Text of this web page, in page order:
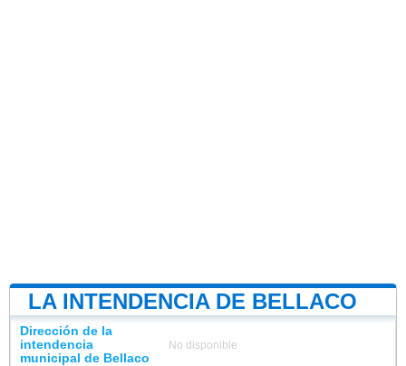
LA INTENDENCIA DE BELLACO
Dirección de la
intendencia
municipal de Bellaco
No disponible